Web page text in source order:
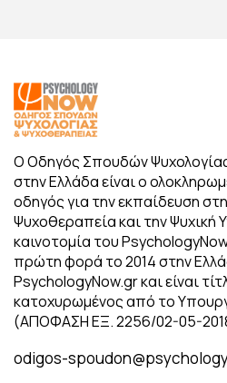
Ο Οδηγός Σπουδών
στην Ελλάδα είναι ο
οδηγός για την εκπαίδευση
Ψυχοθεραπεία και την Ψυχική
καινοτομία του
πρώτη φορά το 2014 στην
PsychologyNow.gr και είναι
κατοχυρωμένος από το
(ΑΠΟΦΑΣΗ ΕΞ. 2256/02-05-
odigos-